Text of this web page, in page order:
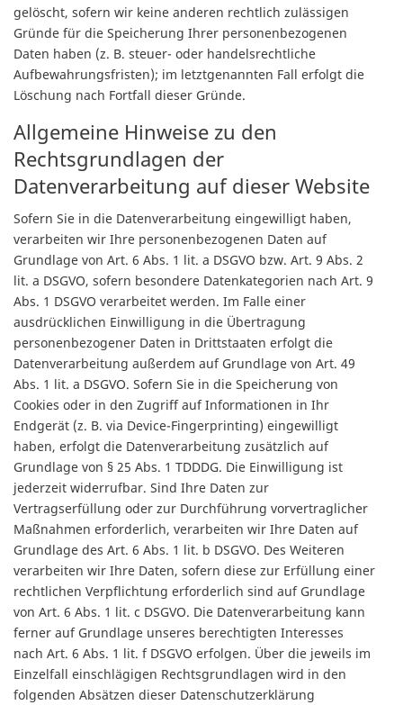
gelöscht, sofern wir keine anderen rechtlich zulässigen
Gründe für die Speicherung Ihrer personenbezogenen
Daten haben (z. B. steuer- oder handelsrechtliche
Aufbewahrungsfristen); im letztgenannten Fall erfolgt die
Löschung nach Fortfall dieser Gründe.
Allgemeine Hinweise zu den
Rechtsgrundlagen der
Datenverarbeitung auf dieser Website
Sofern Sie in die Datenverarbeitung eingewilligt haben,
verarbeiten wir Ihre personenbezogenen Daten auf
Grundlage von Art. 6 Abs. 1 lit. a DSGVO bzw. Art. 9 Abs. 2
lit. a DSGVO, sofern besondere Datenkategorien nach Art. 9
Abs. 1 DSGVO verarbeitet werden. Im Falle einer
ausdrücklichen Einwilligung in die Übertragung
personenbezogener Daten in Drittstaaten erfolgt die
Datenverarbeitung außerdem auf Grundlage von Art. 49
Abs. 1 lit. a DSGVO. Sofern Sie in die Speicherung von
Cookies oder in den Zugriff auf Informationen in Ihr
Endgerät (z. B. via Device-Fingerprinting) eingewilligt
haben, erfolgt die Datenverarbeitung zusätzlich auf
Grundlage von § 25 Abs. 1 TDDDG. Die Einwilligung ist
jederzeit widerrufbar. Sind Ihre Daten zur
Vertragserfüllung oder zur Durchführung vorvertraglicher
Maßnahmen erforderlich, verarbeiten wir Ihre Daten auf
Grundlage des Art. 6 Abs. 1 lit. b DSGVO. Des Weiteren
verarbeiten wir Ihre Daten, sofern diese zur Erfüllung einer
rechtlichen Verpflichtung erforderlich sind auf Grundlage
von Art. 6 Abs. 1 lit. c DSGVO. Die Datenverarbeitung kann
ferner auf Grundlage unseres berechtigten Interesses
nach Art. 6 Abs. 1 lit. f DSGVO erfolgen. Über die jeweils im
Einzelfall einschlägigen Rechtsgrundlagen wird in den
folgenden Absätzen dieser Datenschutzerklärung